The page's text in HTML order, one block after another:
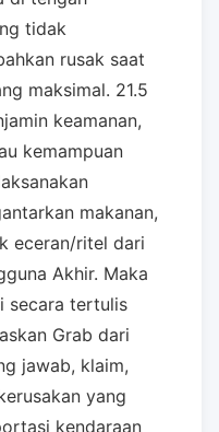
tidak
rusak saat
maksimal. 21.5
keamanan,
kemampuan
makanan,
eceran/ritel dari
Akhir. Maka
secara tertulis
Grab dari
jawab, klaim,
yang
kendaraan